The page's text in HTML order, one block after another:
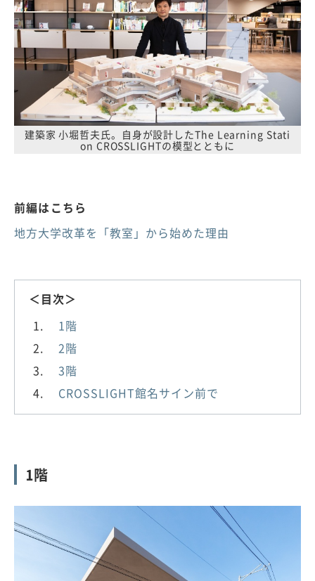
建築家 小堀哲夫氏。自身が設計したThe Learning Stati
on CROSSLIGHTの模型とともに
前編はこちら
地方大学改革を「教室」から始めた理由
＜目次＞
1階
2階
3階
CROSSLIGHT館名サイン前で
1階